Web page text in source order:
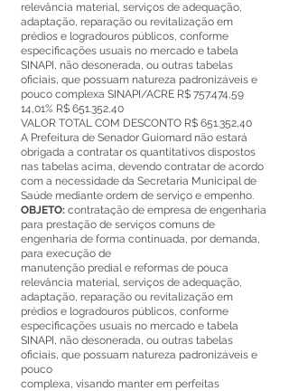
relevância material, serviços de adequação,
adaptação, reparação ou revitalização em
prédios e logradouros públicos, conforme
especificações usuais no mercado e tabela
SINAPI, não desonerada, ou outras tabelas
oficiais, que possuam natureza padronizáveis e
pouco complexa SINAPI/ACRE R$ 757.474,59
14,01% R$ 651.352,40
VALOR TOTAL COM DESCONTO R$ 651.352,40
A Prefeitura de Senador Guiomard não estará
obrigada a contratar os quantitativos dispostos
nas tabelas acima, devendo contratar de acordo
com a necessidade da Secretaria Municipal de
Saúde mediante ordem de serviço e empenho.
OBJETO: contratação de empresa de engenharia
para prestação de serviços comuns de
engenharia de forma continuada, por demanda,
para execução de
manutenção predial e reformas de pouca
relevância material, serviços de adequação,
adaptação, reparação ou revitalização em
prédios e logradouros públicos, conforme
especificações usuais no mercado e tabela
SINAPI, não desonerada, ou outras tabelas
oficiais, que possuam natureza padronizáveis e
pouco
complexa, visando manter em perfeitas